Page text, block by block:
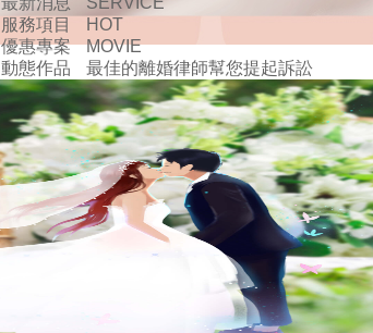
服務項目
HOT
優惠專案
MOVIE
動態作品
最佳的離婚律師幫您提起訴訟